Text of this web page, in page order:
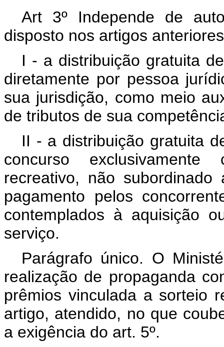
Art 3º Independe de
disposto nos artigos
I - a distribuição gratuita
diretamente por pessoa
sua jurisdição, como meio
de tributos de sua
II - a distribuição gratuita
concurso
recreativo, não
pagamento pelos
contemplados à aquisição
serviço.
Parágrafo único. O
realização de propaganda
prêmios vinculada a sorteio
artigo, atendido, no que
a exigência do art. 5º.